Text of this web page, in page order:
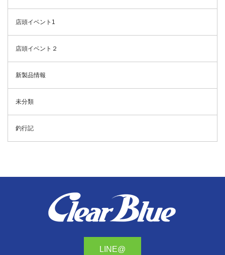
店頭イベント1
店頭イベント２
新製品情報
未分類
釣行記
LINE@